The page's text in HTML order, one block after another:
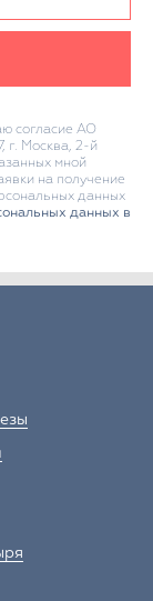
согласие АО
г. Москва, 2-й
мной
на получение
данных
данных в